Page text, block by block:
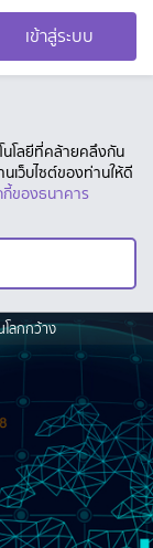
เข้าสู่ระบบ
นโลยีที่คล้ายคลึงกัน
เว็บไซต์ของท่านให้ดี
กี้ของธนาคาร
โลกกว้าง